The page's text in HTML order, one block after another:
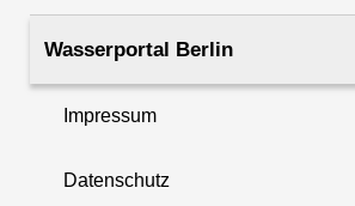
Rohroberkante
(m ü. NHN)
40.39
Filteroberkante
(m u. GOK)
Wasserportal Berlin
Impressum
Datenschutz